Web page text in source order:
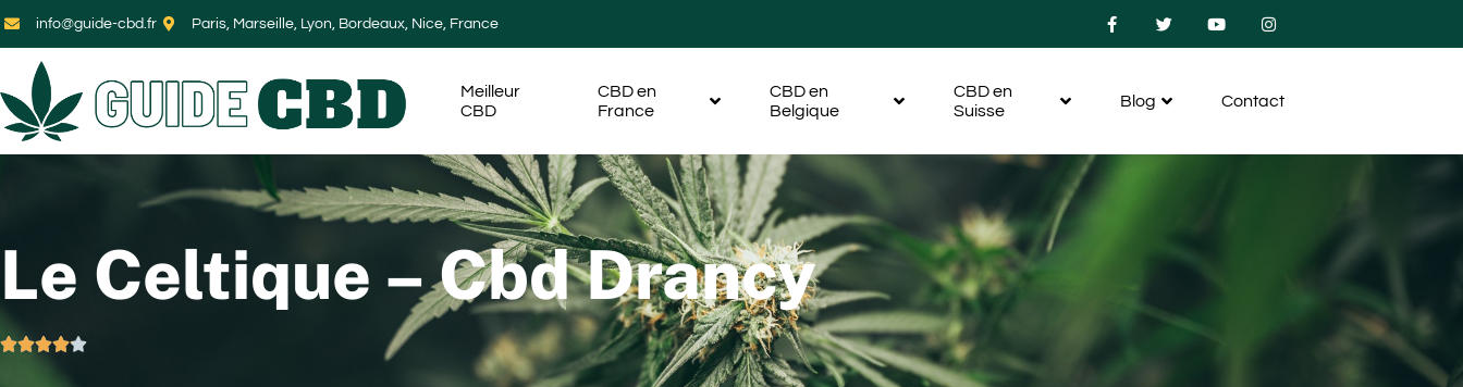
info@guide-cbd.fr Paris, Marseille, Lyon, Bordeaux, Nice, France
Meilleur
CBD
CBD en
France
CBD en
Belgique
CBD en
Suisse
Blog Contact
Le Celtique – Cbd Drancy
